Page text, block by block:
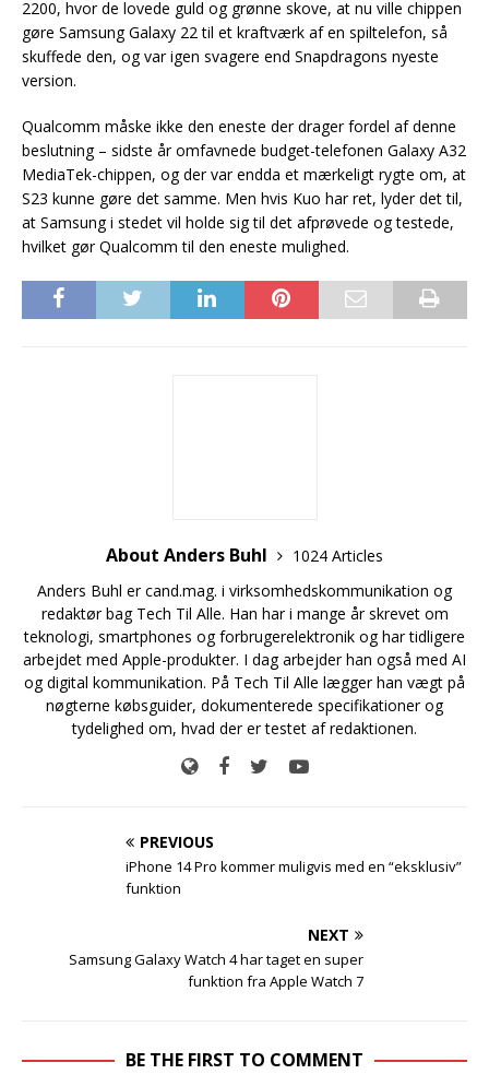
2200, hvor de lovede guld og grønne skove, at nu ville chippen
gøre Samsung Galaxy 22 til et kraftværk af en spiltelefon, så
skuffede den, og var igen svagere end Snapdragons nyeste
version.
Qualcomm måske ikke den eneste der drager fordel af denne
beslutning – sidste år omfavnede budget-telefonen Galaxy A32
MediaTek-chippen, og der var endda et mærkeligt rygte om, at
S23 kunne gøre det samme. Men hvis Kuo har ret, lyder det til,
at Samsung i stedet vil holde sig til det afprøvede og testede,
hvilket gør Qualcomm til den eneste mulighed.
About Anders Buhl
1024 Articles
Anders Buhl er cand.mag. i virksomhedskommunikation og
redaktør bag Tech Til Alle. Han har i mange år skrevet om
teknologi, smartphones og forbrugerelektronik og har tidligere
arbejdet med Apple-produkter. I dag arbejder han også med AI
og digital kommunikation. På Tech Til Alle lægger han vægt på
nøgterne købsguider, dokumenterede specifikationer og
tydelighed om, hvad der er testet af redaktionen.
PREVIOUS
iPhone 14 Pro kommer muligvis med en “eksklusiv”
funktion
NEXT
Samsung Galaxy Watch 4 har taget en super
funktion fra Apple Watch 7
BE THE FIRST TO COMMENT